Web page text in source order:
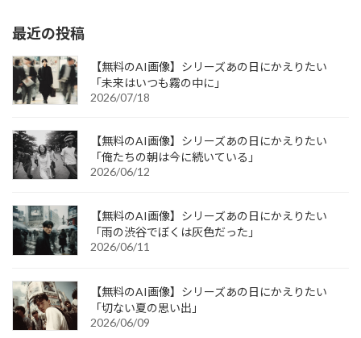
最近の投稿
【無料のAI画像】シリーズあの日にかえりたい
「未来はいつも霧の中に」
2026/07/18
【無料のAI画像】シリーズあの日にかえりたい
「俺たちの朝は今に続いている」
2026/06/12
【無料のAI画像】シリーズあの日にかえりたい
「雨の渋谷でぼくは灰色だった」
2026/06/11
【無料のAI画像】シリーズあの日にかえりたい
「切ない夏の思い出」
2026/06/09